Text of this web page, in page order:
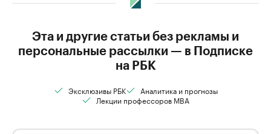
Эта и другие статьи без рекламы и
персональные рассылки — в Подписке
на РБК
Эксклюзивы РБК
Аналитика и прогнозы
Лекции профессоров MBA